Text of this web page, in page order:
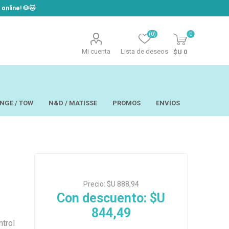
​🐶​🐱
Mi cuenta Lista de deseos
(0) 0
$U 0
Brain Plus
TOW - Taste of
the Wild
Monge
Ropa
/ TOW N&D / MATISSE PROMOS ENVÍOS
Precio: $U 888,94
Con descuento: $U
844,49